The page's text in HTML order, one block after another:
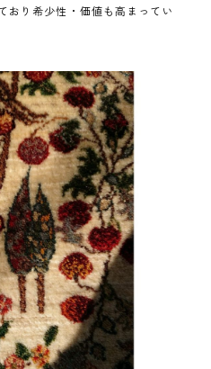
おり希少性・価値も高まってい